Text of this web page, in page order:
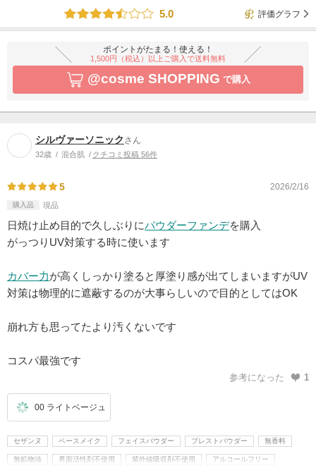
5.0
評価グラフ
ポイントがたまる！使える！
1,500円（税込）以上ご購入で送料無料
@cosme SHOPPING で購入
シルヴァーソニック さん
32歳 混合肌 クチコミ投稿 56件
5 2026/2/16
購入品 現品
日焼け止め目的で久しぶりにパウダーファンデを購入
がっつりUV対策する時に使います
カバー力が高くしっかり塗ると厚塗り感が出てしまいますがUV
対策は物理的に遮蔽するのが大事らしいので目的としてはOK
崩れ方も思ってたより汚くないです
コスパ最強です
参考になった 1
00 ライトベージュ
セザンヌ ベースメイク フェイスパウダー プレストパウダー 無香料
無鉱物油 界面活性剤不使用 紫外線吸収剤不使用 アルコールフリー